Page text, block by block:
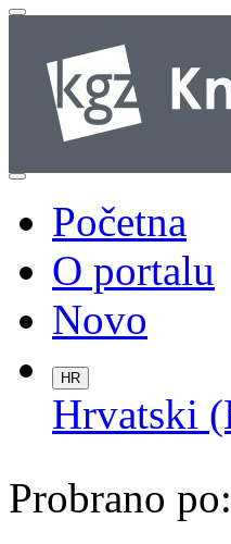
Početna
O portalu
Novo
HR
Hrvatski
Probrano po: